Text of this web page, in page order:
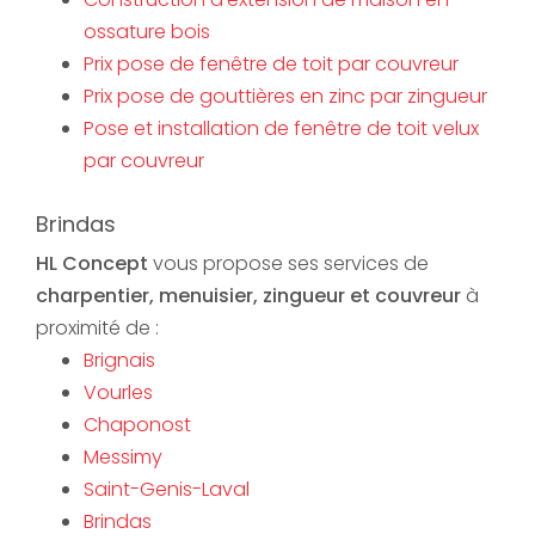
ossature bois
Prix pose de fenêtre de toit par couvreur
Prix pose de gouttières en zinc par zingueur
Pose et installation de fenêtre de toit velux
par couvreur
Brindas
HL Concept vous propose ses services de
charpentier, menuisier, zingueur et couvreur à
proximité de :
Brignais
Vourles
Chaponost
Messimy
Saint-Genis-Laval
Brindas